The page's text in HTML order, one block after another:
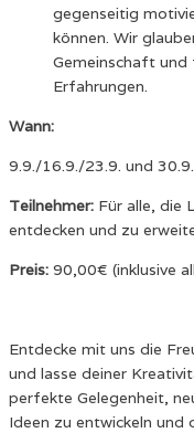
gegenseitig
können. Wir
Gemeinschaft und
Erfahrungen.
Wann:
9.9./16.9./23.9. und
Teilnehmer: Für alle, die
entdecken und zu
Preis: 90,00€ (inklusive
Entdecke mit uns die
und lasse deiner
perfekte Gelegenheit,
Ideen zu entwickeln und